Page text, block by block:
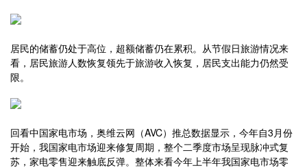
居民的储蓄仍处于高位，超额储蓄仍在累积。从节假日旅游情况来
看，居民旅游人数恢复领先于旅游收入恢复，居民支出能力仍然受
限。
回看中国家电市场，奥维云网（AVC）推总数据显示，今年自3月份
开始，我国家电市场迎来修复周期，整个二季度市场呈现脉冲式复
苏，家电零售迎来触底反弹。整体来看今年上半年我国家电市场零